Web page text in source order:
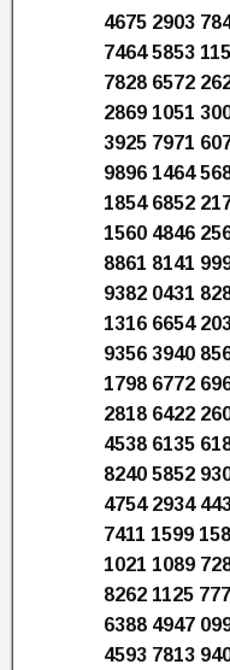
4675 2903
7464 5853
7828 6572
2869 1051
3925 7971
9896 1464
1854 6852
1560 4846
8861 8141
9382 0431
1316 6654
9356 3940
1798 6772
2818 6422
4538 6135
8240 5852
4754 2934
7411 1599
1021 1089
8262 1125
6388 4947
4593 7813